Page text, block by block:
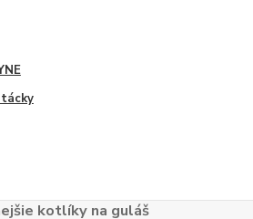
kotlíky na guláš